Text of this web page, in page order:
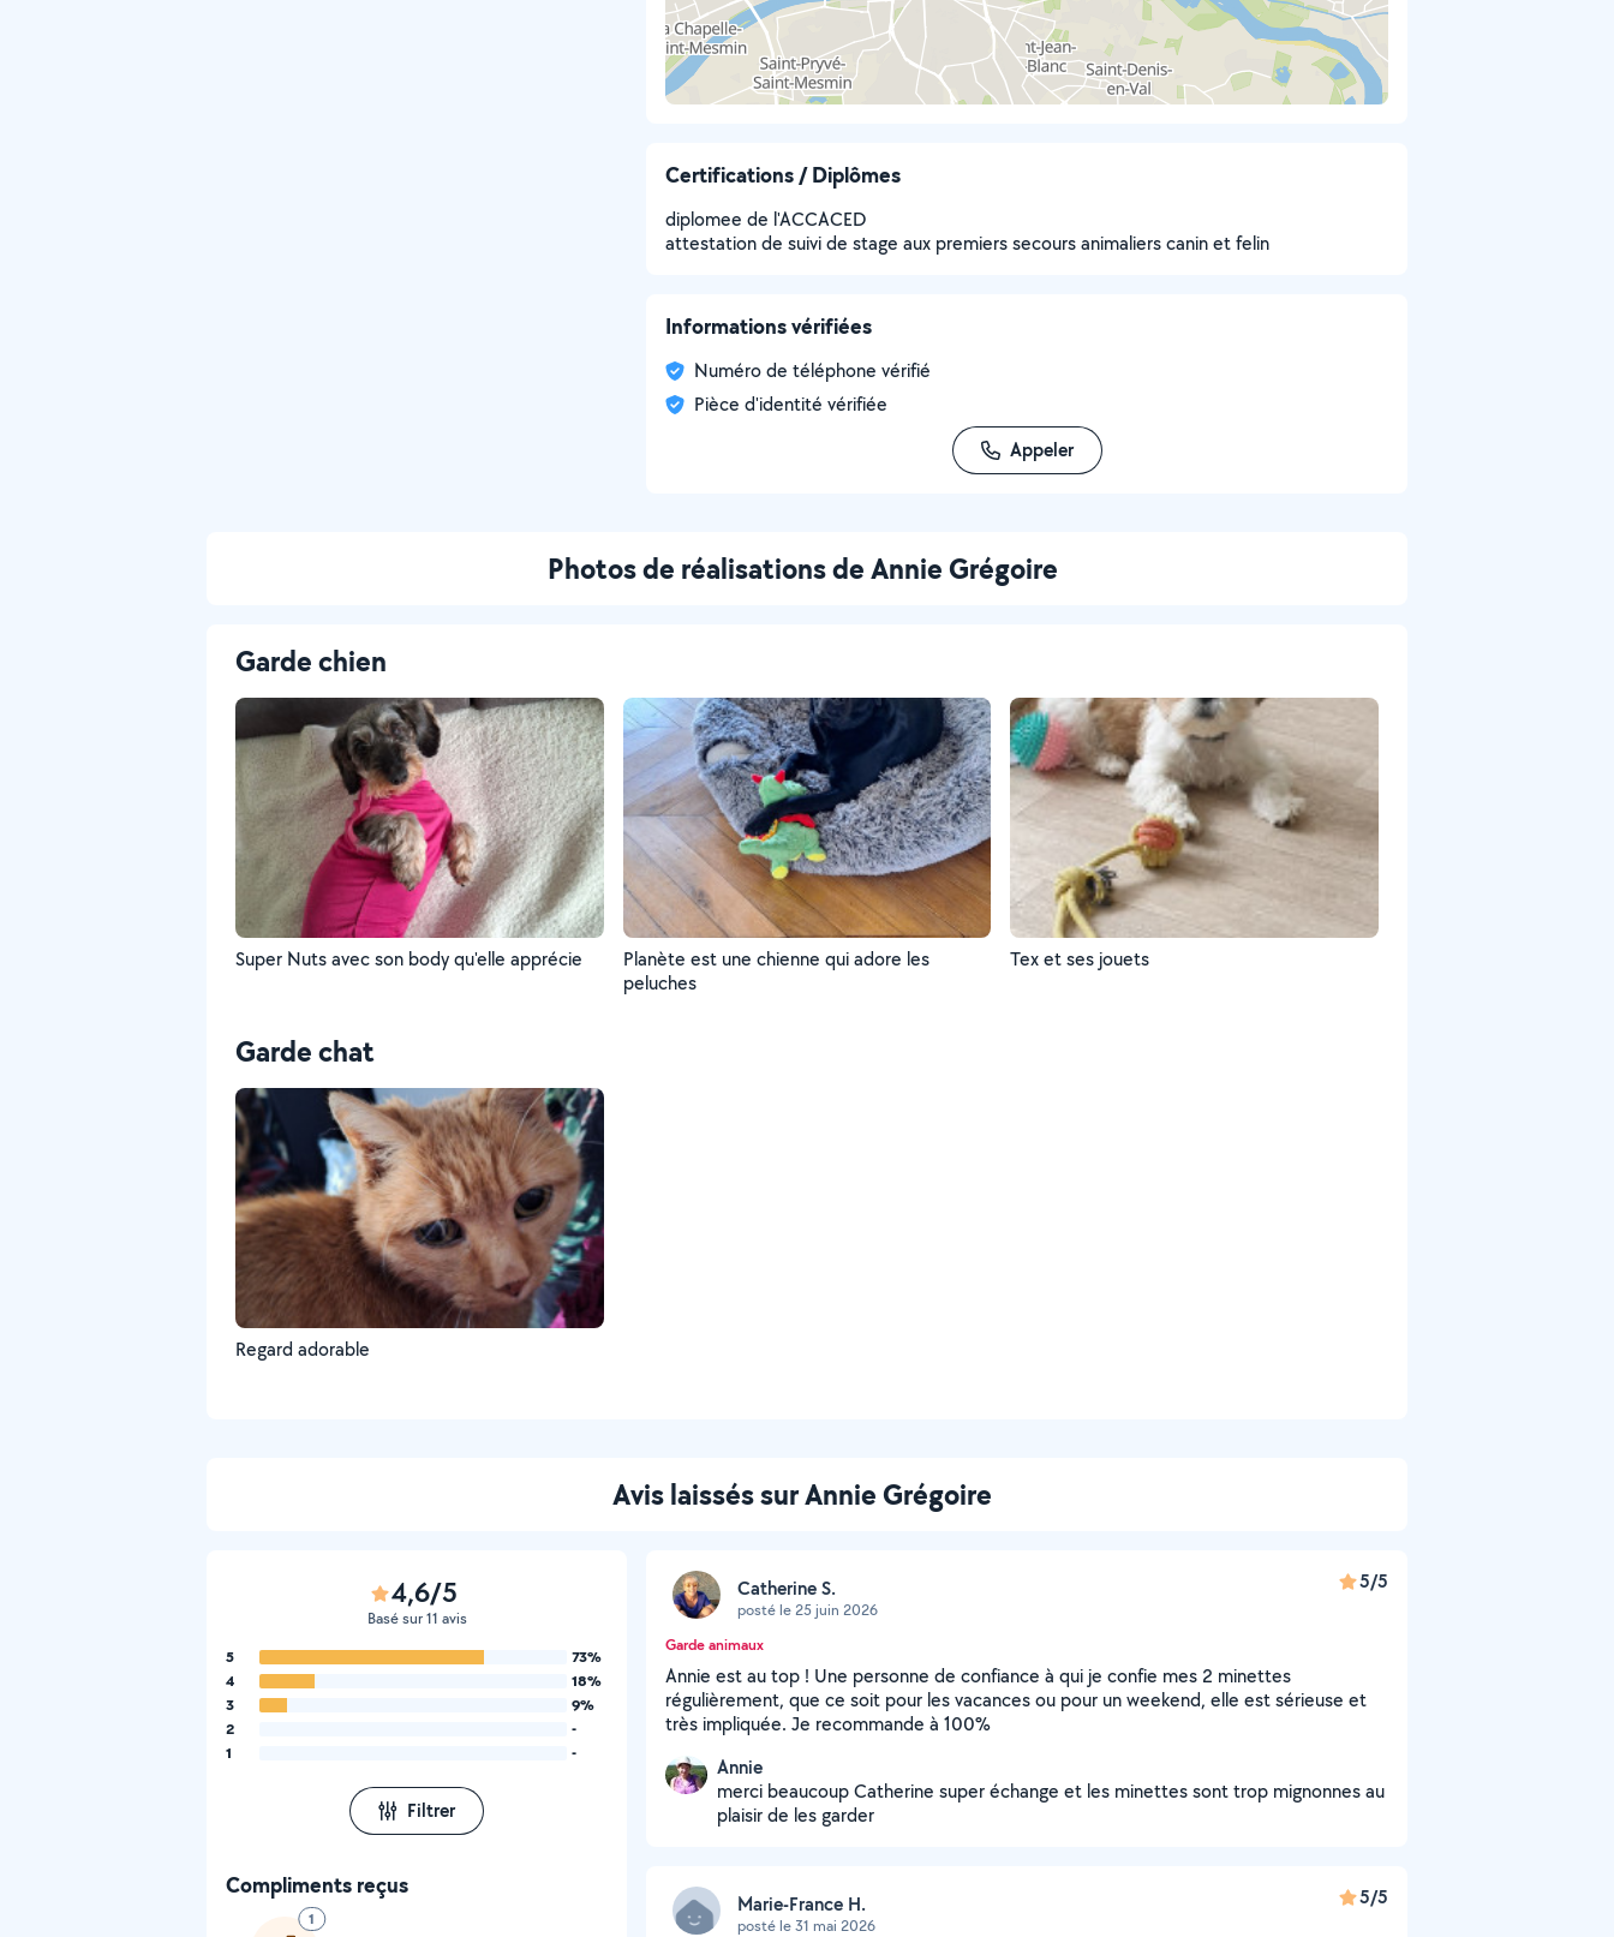
Certifications / Diplômes
diplomee de l'ACCACED
attestation de suivi de stage aux premiers secours animaliers canin et felin
Informations vérifiées
Numéro de téléphone vérifié
Pièce d'identité vérifiée
Appeler
Photos de réalisations de Annie Grégoire
Garde chien
Super Nuts avec son body qu'elle apprécie
Planète est une chienne qui adore les
peluches
Tex et ses jouets
Garde chat
Regard adorable
Avis laissés sur Annie Grégoire
4,6/5
Basé sur 11 avis
5
73%
4
18%
3
9%
2
-
1
-
Filtrer
Compliments reçus
1
Catherine S.
posté le 25 juin 2026
5/5
Garde animaux
Annie est au top ! Une personne de confiance à qui je confie mes 2 minettes
régulièrement, que ce soit pour les vacances ou pour un weekend, elle est sérieuse et
très impliquée. Je recommande à 100%
Annie
merci beaucoup Catherine super échange et les minettes sont trop mignonnes au
plaisir de les garder
Marie-France H.
posté le 31 mai 2026
5/5